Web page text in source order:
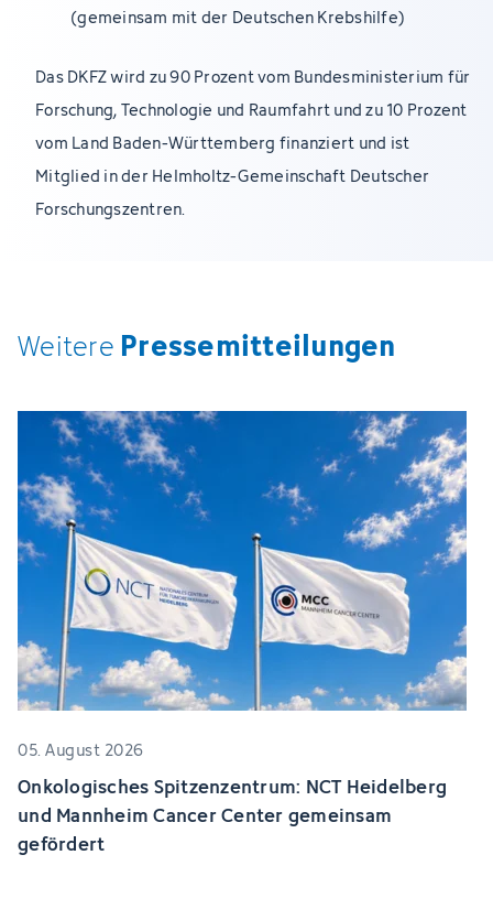
(gemeinsam mit der Deutschen Krebshilfe)
Das DKFZ wird zu 90 Prozent vom Bundesministerium für
Forschung, Technologie und Raumfahrt und zu 10 Prozent
vom Land Baden-Württemberg finanziert und ist
Mitglied in der Helmholtz-Gemeinschaft Deutscher
Forschungszentren.
Weitere Pressemitteilungen
05. August 2026
Onkologisches Spitzenzentrum: NCT Heidelberg
und Mannheim Cancer Center gemeinsam
gefördert